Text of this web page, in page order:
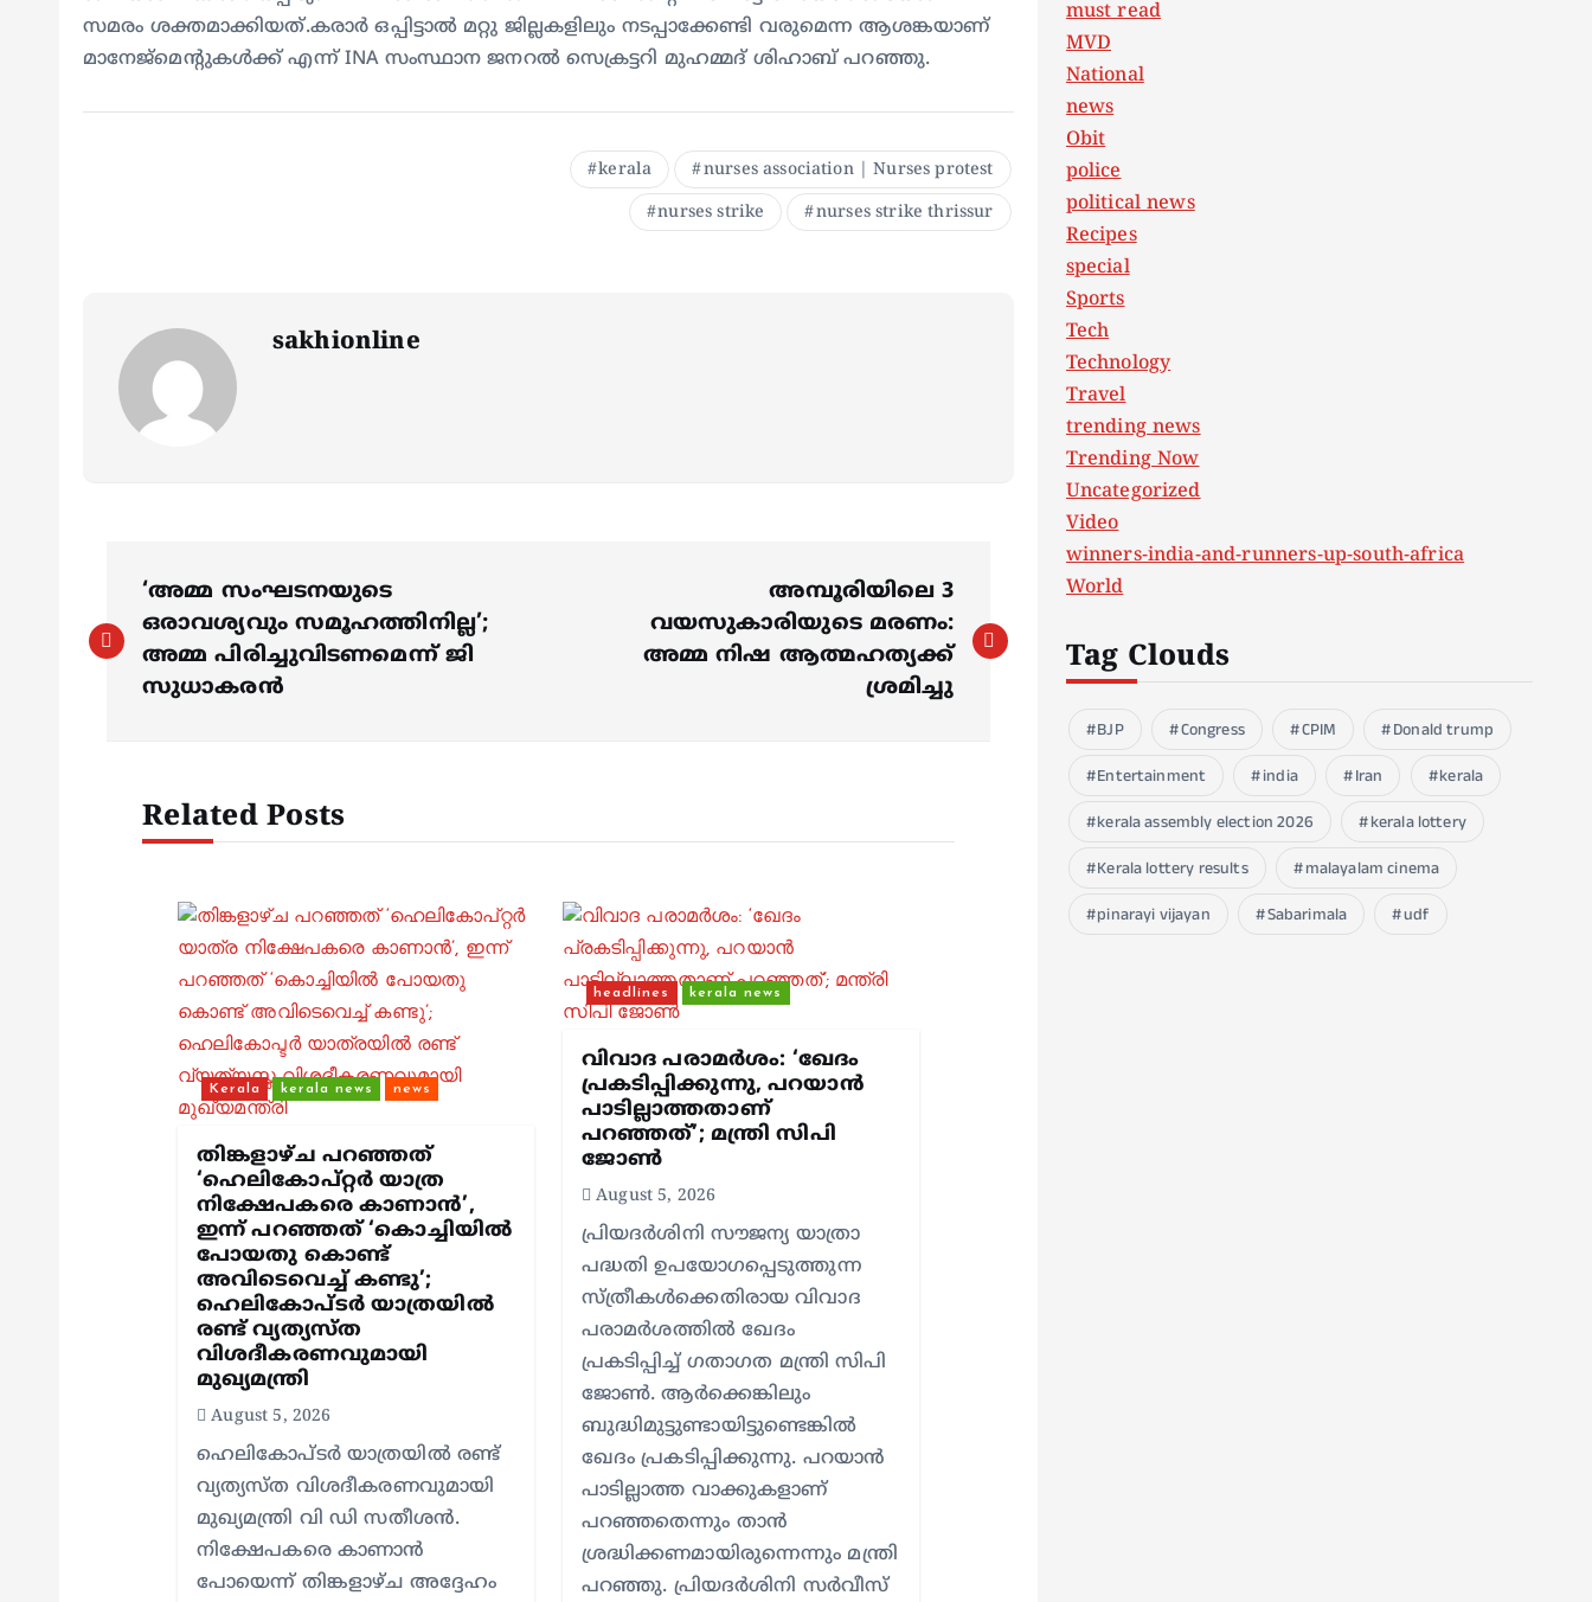
സമരം ശക്തമാക്കിയത്.കരാർ ഒപ്പിട്ടാൽ മറ്റു ജില്ലകളിലും നടപ്പാക്കേണ്ടി വരുമെന്ന ആശങ്കയാണ്
മാനേജ്മെൻ്റുകൾക്ക് എന്ന് INA സംസ്ഥാന ജനറൽ സെക്രട്ടറി മുഹമ്മദ് ശിഹാബ് പറഞ്ഞു.
kerala nurses association | Nurses protest
nurses strike nurses strike thrissur
sakhionline
o
‘അമ്മ സംഘടനയുടെ
ഒരാവശ്യവും സമൂഹത്തിനില്ല’;
അമ്മ പിരിച്ചുവിടണമെന്ന് ജി
സുധാകരൻ
അമ്പൂരിയിലെ 3
വയസുകാരിയുടെ മരണം:
അമ്മ നിഷ ആത്മഹത്യക്ക്
ശ്രമിച്ചു
Related Posts
Kerala kerala news news
തിങ്കളാഴ്ച പറഞ്ഞത്
‘ഹെലികോപ്റ്റർ യാത്ര
നിക്ഷേപകരെ കാണാൻ’,
ഇന്ന് പറഞ്ഞത് ‘കൊച്ചിയിൽ
പോയതു കൊണ്ട്
അവിടെവെച്ച് കണ്ടു’;
ഹെലികോപ്ടർ യാത്രയിൽ
രണ്ട് വ്യത്യസ്ത
വിശദീകരണവുമായി
മുഖ്യമന്ത്രി
August 5, 2026
ഹെലികോപ്ടർ യാത്രയിൽ രണ്ട്
വ്യത്യസ്ത വിശദീകരണവുമായി
മുഖ്യമന്ത്രി വി ഡി സതീശൻ.
നിക്ഷേപകരെ കാണാൻ
പോയെന്ന് തിങ്കളാഴ്ച അദ്ദേഹം
headlines kerala news
വിവാദ പരാമർശം: ‘ഖേദം
പ്രകടിപ്പിക്കുന്നു, പറയാൻ
പാടില്ലാത്തതാണ്
പറഞ്ഞത്’; മന്ത്രി സിപി
ജോൺ
August 5, 2026
പ്രിയദർശിനി സൗജന്യ യാത്രാ
പദ്ധതി ഉപയോഗപ്പെടുത്തുന്ന
സ്ത്രീകൾക്കെതിരായ വിവാദ
പരാമർശത്തിൽ ഖേദം
പ്രകടിപ്പിച്ച് ഗതാഗത മന്ത്രി സിപി
ജോൺ. ആർക്കെങ്കിലും
ബുദ്ധിമുട്ടുണ്ടായിട്ടുണ്ടെങ്കിൽ
ഖേദം പ്രകടിപ്പിക്കുന്നു. പറയാൻ
പാടില്ലാത്ത വാക്കുകളാണ്
പറഞ്ഞതെന്നും താൻ
ശ്രദ്ധിക്കണമായിരുന്നെന്നും മന്ത്രി
പറഞ്ഞു. പ്രിയദർശിനി സർവീസ്
must read
MVD
National
news
Obit
police
political news
Recipes
special
Sports
Tech
Technology
Travel
trending news
Trending Now
Uncategorized
Video
winners-india-and-runners-up-south-africa
World
Tag Clouds
BJP Congress CPIM
Donald trump
Entertainment
india Iran
kerala
kerala assembly election 2026
kerala lottery
Kerala lottery results
malayalam cinema
pinarayi vijayan
Sabarimala udf